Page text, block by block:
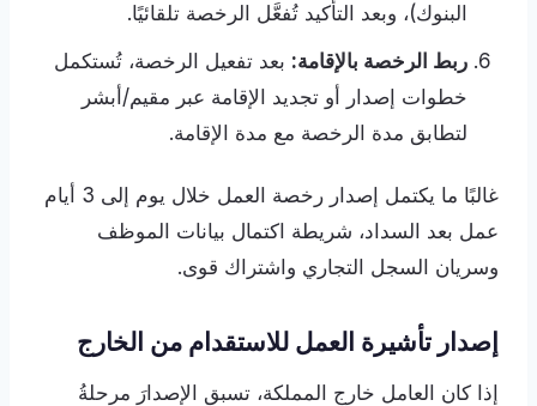
البنوك)، وبعد التأكيد تُفعَّل الرخصة تلقائيًا.
ربط الرخصة بالإقامة: بعد تفعيل الرخصة، تُستكمل
خطوات إصدار أو تجديد الإقامة عبر مقيم/أبشر
لتطابق مدة الرخصة مع مدة الإقامة.
غالبًا ما يكتمل إصدار رخصة العمل خلال يوم إلى 3 أيام
عمل بعد السداد، شريطة اكتمال بيانات الموظف
وسريان السجل التجاري واشتراك قوى.
إصدار تأشيرة العمل للاستقدام من الخارج
إذا كان العامل خارج المملكة، تسبق الإصدارَ مرحلةُ